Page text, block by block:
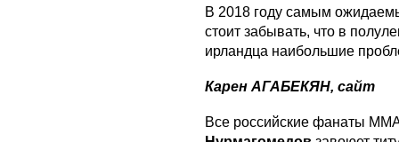
В 2018 году самым
стоит забывать, что в
ирландца наибольшие
Карен АГАБЕКЯН, сайт
Все российские фанаты